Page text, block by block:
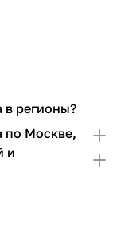
в регионы?
по Москве,
и